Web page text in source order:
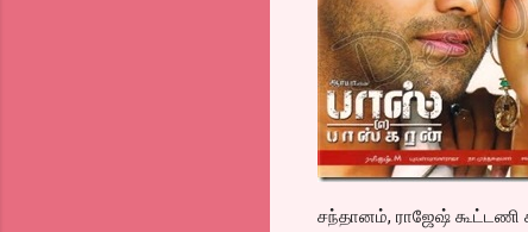
சந்தானம், ராஜேஷ் கூட்டணி